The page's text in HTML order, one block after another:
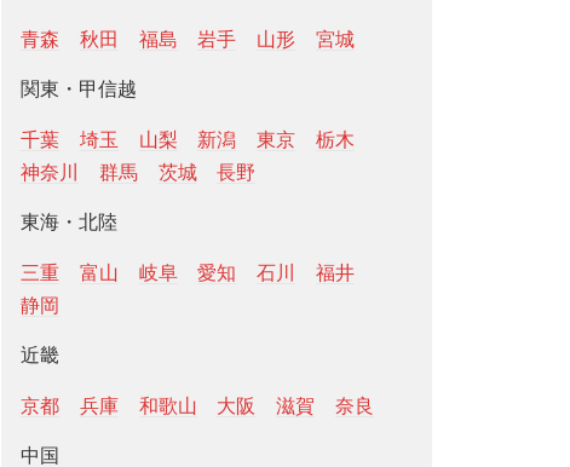
青森 秋田 福島 岩手 山形 宮城
関東・甲信越
千葉 埼玉 山梨 新潟 東京
栃木
神奈川
群馬 茨城 長野
東海・北陸
三重 富山 岐阜 愛知 石川
福井
静岡
近畿
京都 兵庫 和歌山 大阪 滋賀 奈良
中国